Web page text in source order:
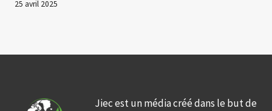
25 avril 2025
Jiec est un média créé dans le but de